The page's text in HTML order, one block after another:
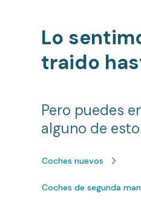
Lo
traido
Pero puedes
alguno de
Coches nuevos
Coches de segunda